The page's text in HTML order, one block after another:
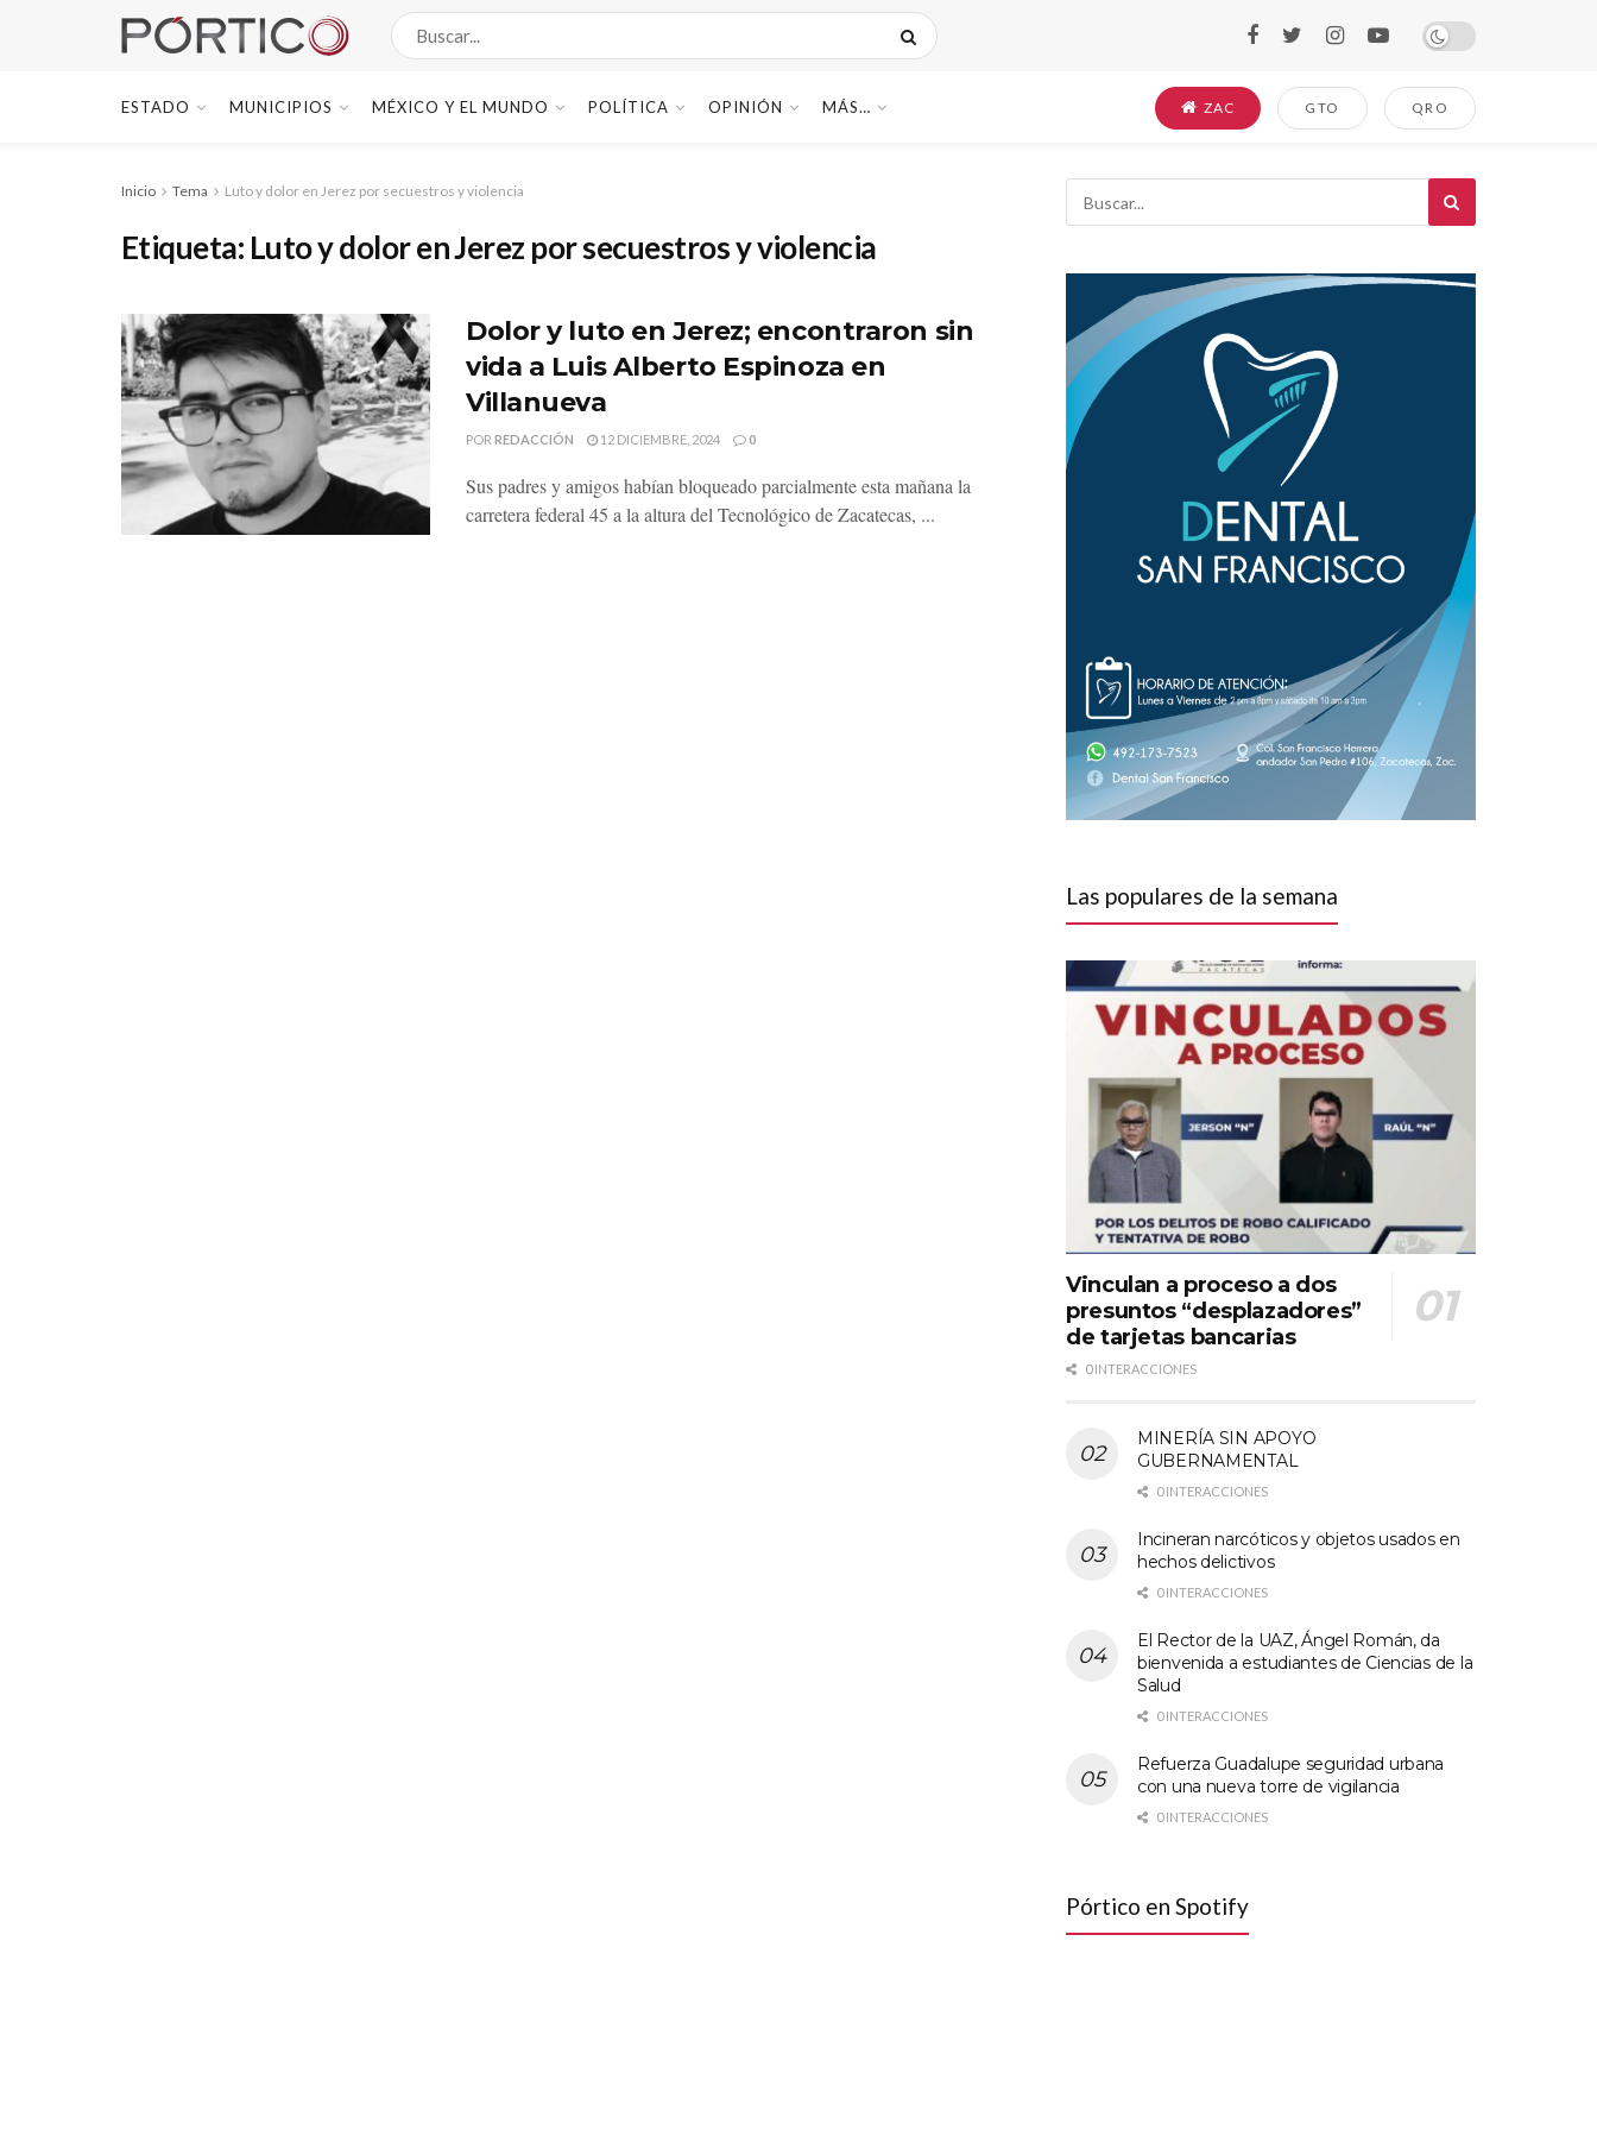
ESTADO MUNICIPIOS MÉXICO Y EL MUNDO POLÍTICA OPINIÓN MÁS… ZAC GTO QRO
Inicio Tema Luto y dolor en Jerez por secuestros y violencia
Etiqueta: Luto y dolor en Jerez por secuestros y violencia
Dolor y luto en Jerez; encontraron sin
vida a Luis Alberto Espinoza en
Villanueva
POR REDACCIÓN 12 DICIEMBRE, 2024 0
Sus padres y amigos habían bloqueado parcialmente esta mañana la
carretera federal 45 a la altura del Tecnológico de Zacatecas, ...
Las populares de la semana
Vinculan a proceso a dos
presuntos “desplazadores”
de tarjetas bancarias
0 INTERACCIONES
MINERÍA SIN APOYO
GUBERNAMENTAL
0 INTERACCIONES
Incineran narcóticos y objetos usados en
hechos delictivos
0 INTERACCIONES
El Rector de la UAZ, Ángel Román, da
bienvenida a estudiantes de Ciencias de la
Salud
0 INTERACCIONES
Refuerza Guadalupe seguridad urbana
con una nueva torre de vigilancia
0 INTERACCIONES
Pórtico en Spotify